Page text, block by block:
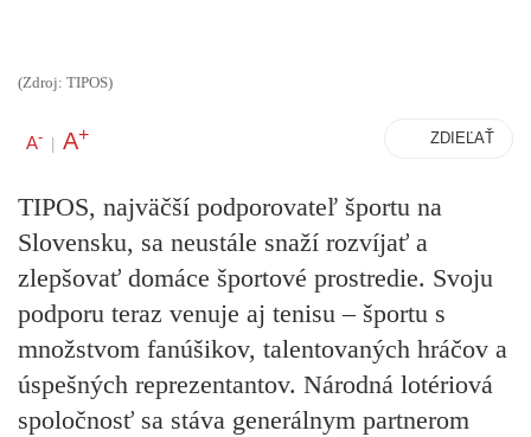
(Zdroj: TIPOS)
A- | A+ ZDIEĽAŤ
TIPOS, najväčší podporovateľ športu na
Slovensku, sa neustále snaží rozvíjať a
zlepšovať domáce športové prostredie. Svoju
podporu teraz venuje aj tenisu – športu s
množstvom fanúšikov, talentovaných hráčov a
úspešných reprezentantov. Národná lotériová
spoločnosť sa stáva generálnym partnerom